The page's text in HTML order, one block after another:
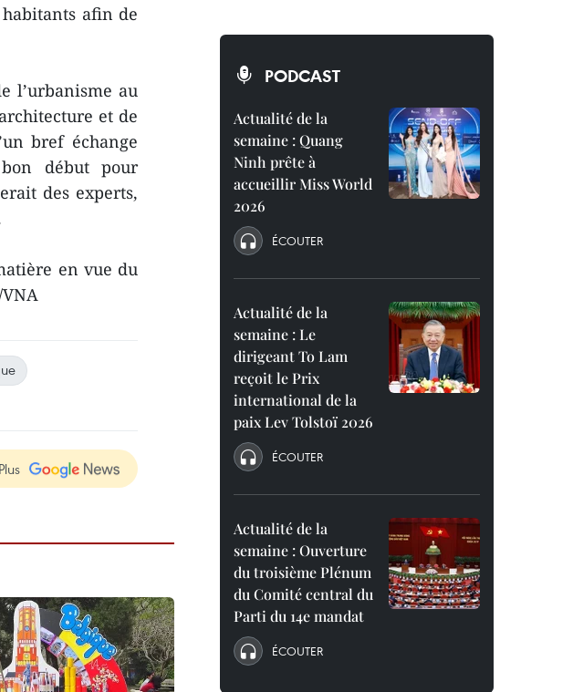
afin de
l’urbanisme au
et de
bref échange
début pour
des experts,
en vue du
PODCAST
Actualité de la
semaine : Quang
Ninh prête à
accueillir Miss World
2026
ÉCOUTER
Actualité de la
semaine : Le
dirigeant To Lam
reçoit le Prix
international de la
paix Lev Tolstoï 2026
ÉCOUTER
Actualité de la
semaine : Ouverture
du troisième Plénum
du Comité central du
Parti du 14e mandat
ÉCOUTER